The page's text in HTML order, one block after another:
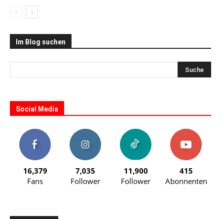
Im Blog suchen
Social Media
16,379
Fans
7,035
Follower
11,900
Follower
415
Abonnenten